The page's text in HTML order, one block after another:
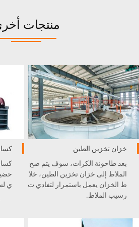
منتجات
خزان تخزين الطين
بعد طاحونة الكرات، سوف يتم ضخ
الملاط إلى خزان تخزين الطين، خلا
ط الخزان يعمل باستمرار لتفادي ت
رسيب الملاط.
ي